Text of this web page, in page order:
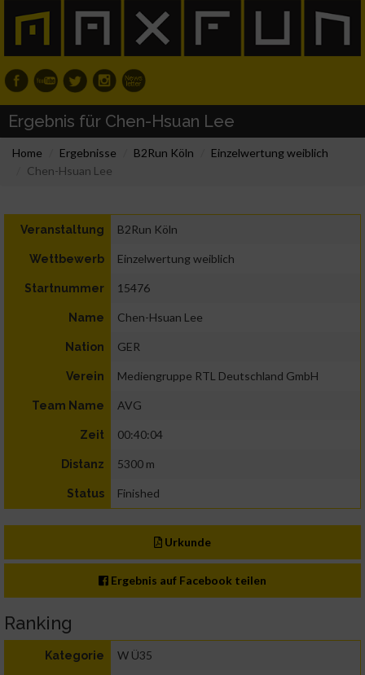
Ergebnis für Chen-Hsuan Lee
Home Ergebnisse B2Run Köln
Einzelwertung weiblich
Chen-Hsuan Lee
Veranstaltung B2Run Köln
Wettbewerb Einzelwertung weiblich
Startnummer 15476
Name Chen-Hsuan Lee
Nation GER
Verein Mediengruppe RTL Deutschland GmbH
Team Name AVG
Zeit 00:40:04
Distanz 5300 m
Status Finished
Urkunde
Ergebnis auf Facebook teilen
Ranking
Kategorie W Ü35